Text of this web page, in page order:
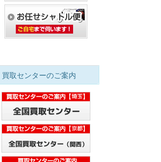
買取センターのご案内